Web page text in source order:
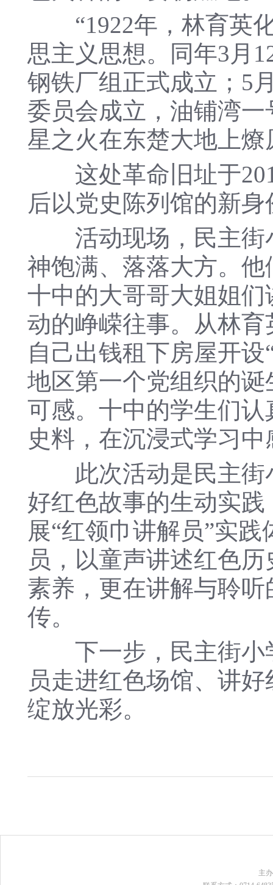
“1922年，林育英化
思主义思想。同年3月
钢铁厂组正式成立；5
委员会成立，油铺湾
星之火在东楚大地上燎
这处革命旧址于
后以党史陈列馆的新
活动现场，民主街
神饱满、落落大方。
十中的大哥哥大姐姐
动的峥嵘往事。从林
自己出钱租下房屋开
地区第一个党组织的
可感。十中的学生们
史料，在沉浸式学习
此次活动是民主街
好红色故事的生动实
展“红领巾讲解员”实
员，以童声讲述红色
素养，更在讲解与聆
传。
下一步，民主街小
员走进红色场馆、讲
绽放光彩。
主